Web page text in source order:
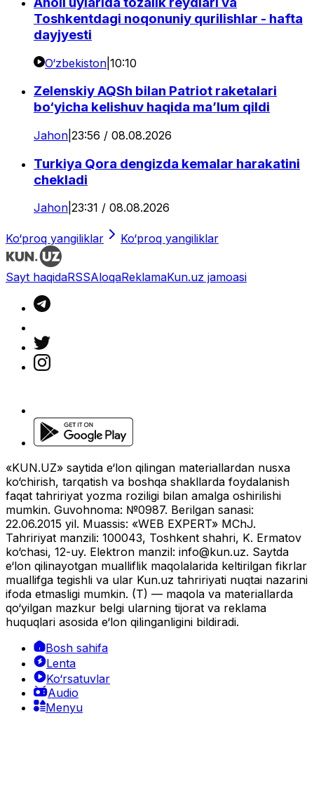
Toshkentdagi noqonuniy qurilishlar - hafta
dayjyesti
O‘zbekiston 10:10
Zelenskiy AQSh bilan Patriot raketalari
bo‘yicha kelishuv haqida ma’lum qildi
Jahon 23:56 / 08.08.2026
Turkiya Qora dengizda kemalar harakatini
chekladi
Jahon 23:31 / 08.08.2026
Ko‘proq yangiliklar Ko‘proq yangiliklar
Sayt haqidaRSSAloqaReklamaKun.uz jamoasi
«KUN.UZ» saytida e‘lon qilingan materiallardan nusxa
ko‘chirish, tarqatish va boshqa shakllarda foydalanish
faqat tahririyat yozma roziligi bilan amalga oshirilishi
mumkin. Guvohnoma: №0987. Berilgan sanasi:
22.06.2015 yil. Muassis: «WEB EXPERT» MChJ.
Tahririyat manzili: 100043, Toshkent shahri, K. Ermatov
ko‘chasi, 12-uy. Elektron manzil: info@kun.uz. Saytda
e‘lon qilinayotgan mualliflik maqolalarida keltirilgan fikrlar
muallifga tegishli va ular Kun.uz tahririyati nuqtai nazarini
ifoda etmasligi mumkin. (T) — maqola va materiallarda
qo‘yilgan mazkur belgi ularning tijorat va reklama
huquqlari asosida e‘lon qilinganligini bildiradi.
Bosh sahifa
Lenta
Ko‘rsatuvlar
Audio
Menyu